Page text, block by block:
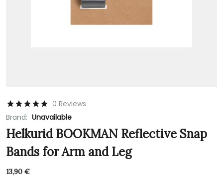
0 Reviews
Brand: Unavailable
Helkurid BOOKMAN Reflective Snap
Bands for Arm and Leg
13,90 €